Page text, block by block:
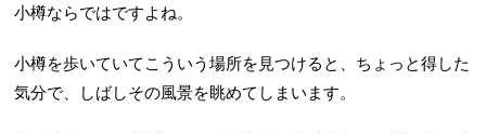
小樽ならではですよね。
小樽を歩いていてこういう場所を見つけると、ちょっと得した
気分で、しばしその風景を眺めてしまいます。